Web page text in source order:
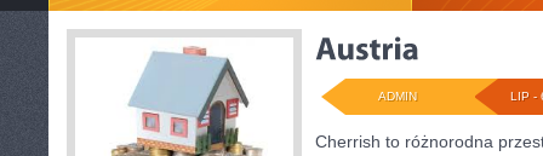
LIP -
ADMIN
Cherrish to różnorodna